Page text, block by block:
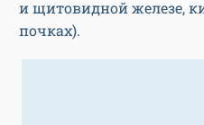
и щитовидной железе,
почках).